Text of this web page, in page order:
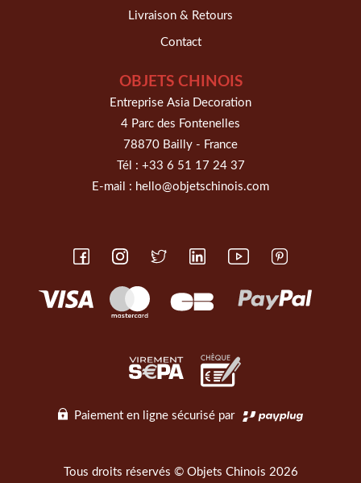
Livraison & Retours
Contact
OBJETS CHINOIS
Entreprise Asia Decoration
4 Parc des Fontenelles
78870 Bailly - France
Tél : +33 6 51 17 24 37
E-mail : hello@objetschinois.com
Paiement en ligne sécurisé par
Tous droits réservés © Objets Chinois 2026